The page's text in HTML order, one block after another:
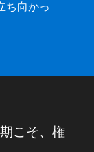
ち向かっ
こそ、権